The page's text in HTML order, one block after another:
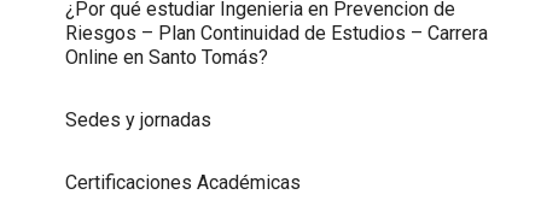
¿Por qué estudiar Ingenieria en Prevencion de
Riesgos – Plan Continuidad de Estudios – Carrera
Online en Santo Tomás?
Sedes y jornadas
Certificaciones Académicas